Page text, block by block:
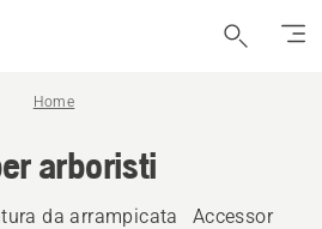
Home
arboristi
da arrampicata Accessori per